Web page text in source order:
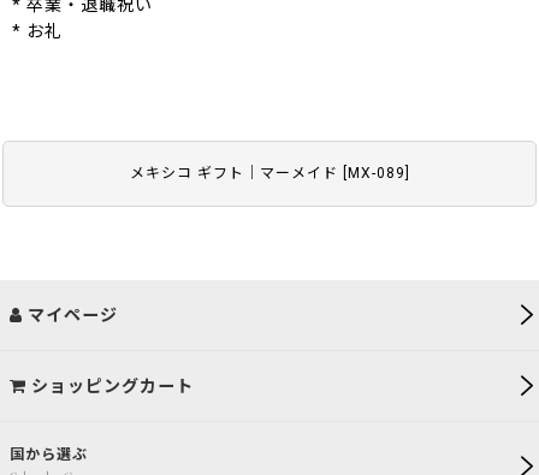
メキシコ ギフト｜マーメイド MX-089
* 卒業・退職祝い
* お礼
国から選ぶ
マイページ
ショッピングカート